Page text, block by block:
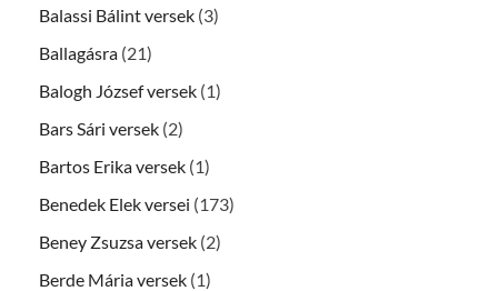
Balassi Bálint versek (3)
Ballagásra (21)
Balogh József versek (1)
Bars Sári versek (2)
Bartos Erika versek (1)
Benedek Elek versei (173)
Beney Zsuzsa versek (2)
Berde Mária versek (1)